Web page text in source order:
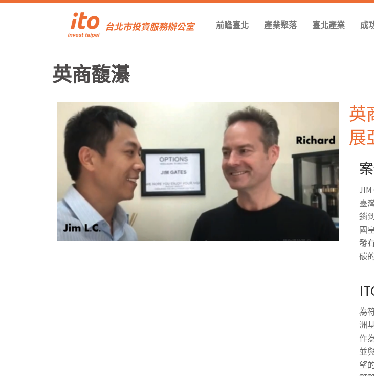
前瞻臺北 產業聚落 臺北產業 成
英商馥濝
英
展
JIM
臺
銷
國
發
碳
為
洲
作
並
望